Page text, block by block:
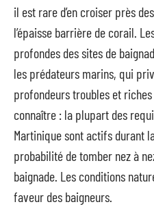
il est rare d’en croiser près
l’épaisse barrière de corail.
profondes des sites de
les prédateurs marins, qui
profondeurs troubles et
connaître : la plupart des
Martinique sont actifs durant
probabilité de tomber nez à
baignade. Les conditions
faveur des baigneurs.